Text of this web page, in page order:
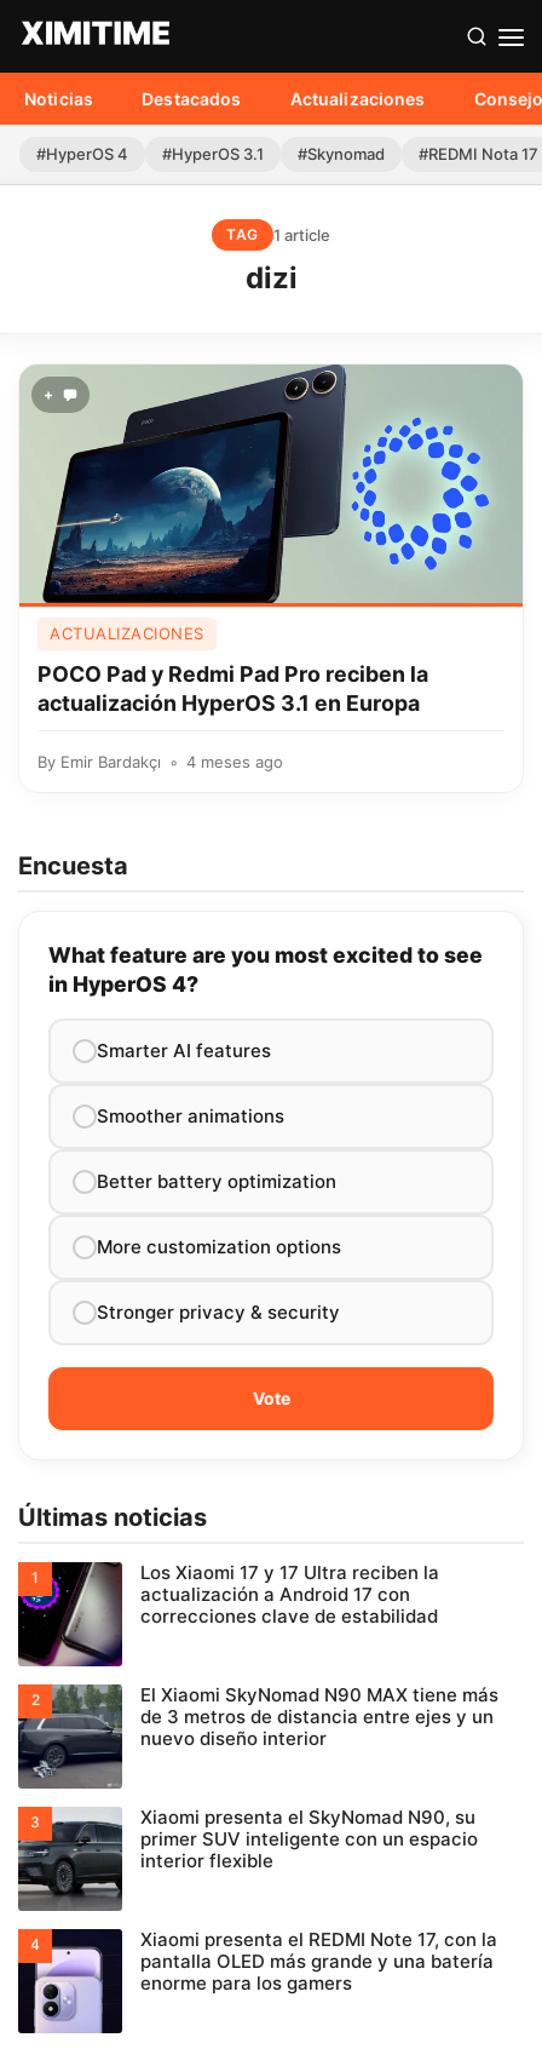
Noticias Destacados Actualizaciones
#HyperOS 4 #HyperOS 3.1 #Skynomad #REDMI Nota 17
TAG 1 article
dizi
+
ACTUALIZACIONES
POCO Pad y Redmi Pad Pro reciben la
actualización HyperOS 3.1 en Europa
By Emir Bardakçı 4 meses ago
Encuesta
What feature are you most excited to see
in HyperOS 4?
Smarter AI features
Smoother animations
Better battery optimization
More customization options
Stronger privacy & security
Últimas noticias
Los Xiaomi 17 y 17 Ultra reciben la
actualización a Android 17 con
correcciones clave de estabilidad
El Xiaomi SkyNomad N90 MAX tiene más
de 3 metros de distancia entre ejes y un
nuevo diseño interior
Xiaomi presenta el SkyNomad N90, su
primer SUV inteligente con un espacio
interior flexible
Xiaomi presenta el REDMI Note 17, con la
pantalla OLED más grande y una batería
enorme para los gamers